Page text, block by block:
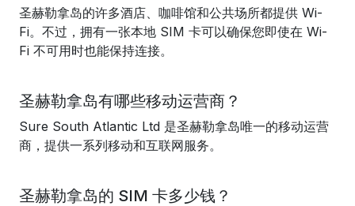
圣赫勒拿岛的许多酒店、咖啡馆和公共场所都提供 Wi-
Fi。不过，拥有一张本地 SIM 卡可以确保您即使在 Wi-
Fi 不可用时也能保持连接。
圣赫勒拿岛有哪些移动运营商？
Sure South Atlantic Ltd 是圣赫勒拿岛唯一的移动运营
商，提供一系列移动和互联网服务。
圣赫勒拿岛的 SIM 卡多少钱？